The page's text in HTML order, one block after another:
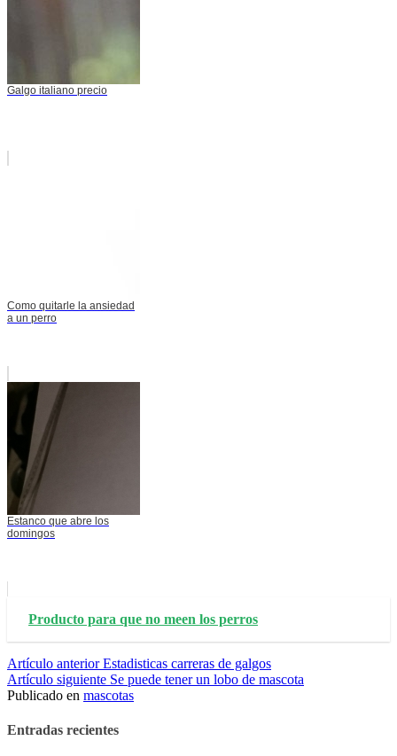
Galgo italiano precio
Como quitarle la ansiedad
a un perro
Estanco que abre los
domingos
Producto para que no meen los perros
Seguir
leyendo
Artículo anteriorEstadisticas carreras de galgos
Artículo siguiente Se puede tener un lobo de mascota
Publicado en mascotas
Entradas recientes